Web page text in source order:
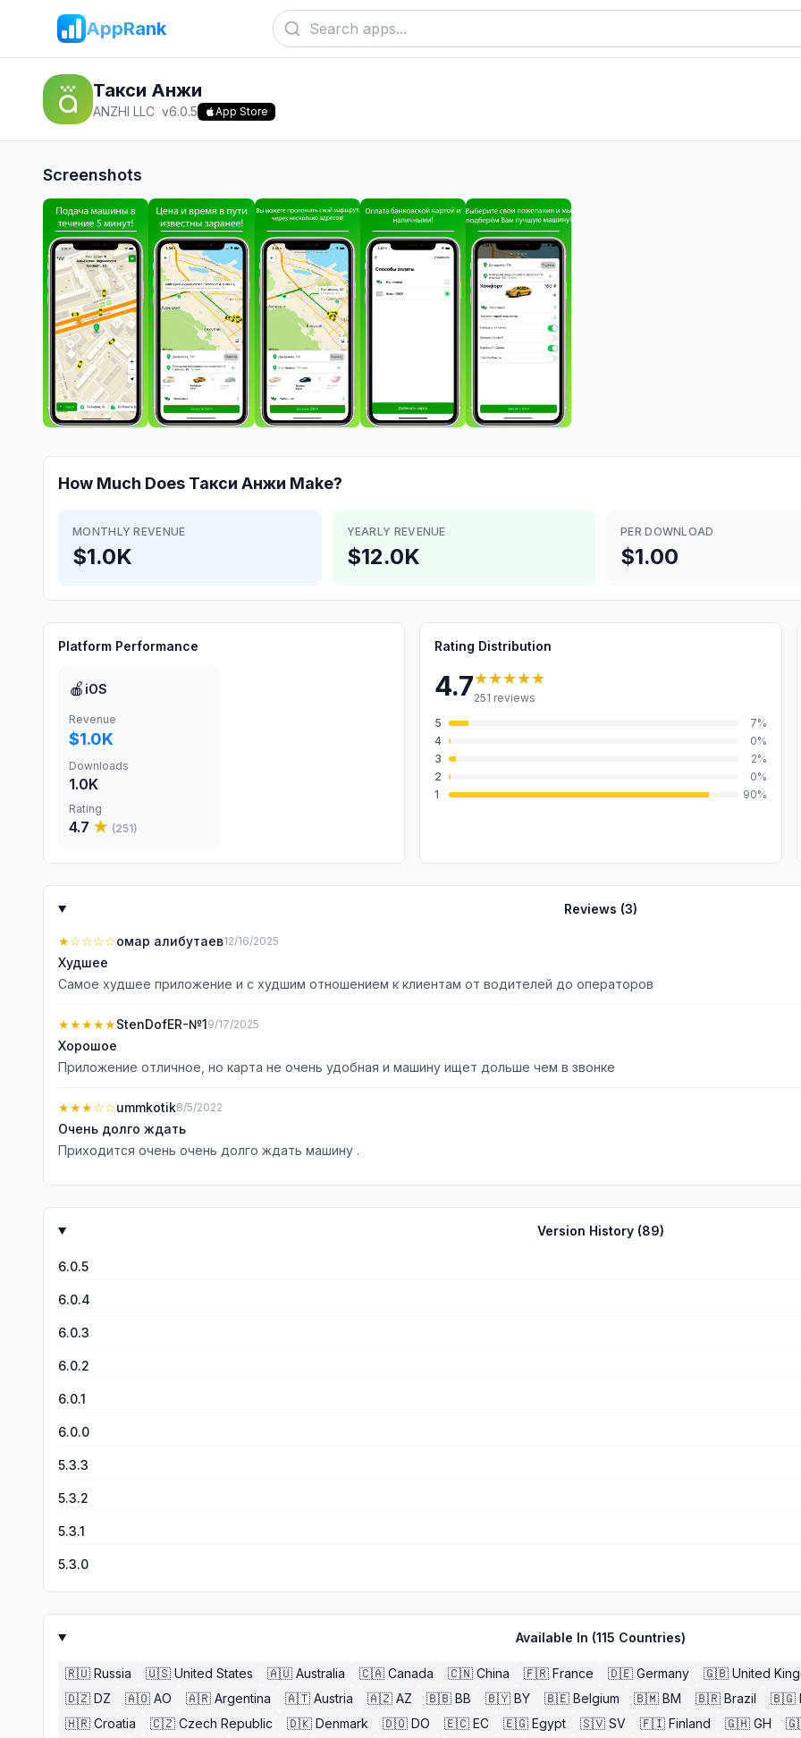
AppRank
Такси Анжи
ANZHI LLC v6.0.5 App Store
Screenshots
How Much Does Такси Анжи Make?
MONTHLY REVENUE
$1.0K
YEARLY REVENUE
$12.0K
PER DOWNLOAD
$1.00
Platform Performance
🍎 iOS
Revenue
$1.0K
Downloads
1.0K
Rating
4.7 ★ (251)
Rating Distribution
4.7★★★★★
251 reviews
5
7%
4
0%
3
2%
2
0%
1
90%
Reviews (3)
★☆☆☆☆омар алибутаев12/16/2025
Худшее
Самое худшее приложение и с худшим отношением к клиентам от водителей до операторов
★★★★★StenDofER-№19/17/2025
Хорошое
Приложение отличное, но карта не очень удобная и машину ищет дольше чем в звонке
★★★☆☆ummkotik8/5/2022
Очень долго ждать
Приходится очень очень долго ждать машину .
Version History (89)
6.0.5
6.0.4
6.0.3
6.0.2
6.0.1
6.0.0
5.3.3
5.3.2
5.3.1
5.3.0
Available In (115 Countries)
🇷🇺 Russia 🇺🇸 United States 🇦🇺 Australia 🇨🇦 Canada 🇨🇳 China 🇫🇷 France 🇩🇪 Germany 🇬🇧 United
🇩🇿 DZ 🇦🇴 AO 🇦🇷 Argentina 🇦🇹 Austria 🇦🇿 AZ 🇧🇧 BB 🇧🇾 BY 🇧🇪 Belgium 🇧🇲 BM 🇧🇷 Brazil 🇧🇬
🇭🇷 Croatia 🇨🇿 Czech Republic 🇩🇰 Denmark 🇩🇴 DO 🇪🇨 EC 🇪🇬 Egypt 🇸🇻 SV 🇫🇮 Finland 🇬🇭 GH